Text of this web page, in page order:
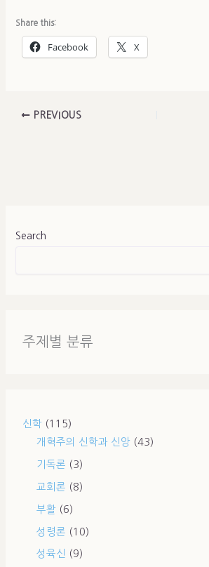
Share this:
Facebook X
PREVIOUS
Search
주제별 분류
신학 (115)
개혁주의 신학과 신앙 (43)
기독론 (3)
교회론 (8)
부활 (6)
성령론 (10)
성육신 (9)